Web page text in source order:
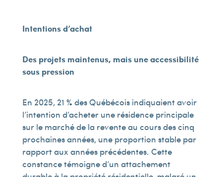
Intentions d’achat
Des projets maintenus, mais une accessibilité
sous pression
En 2025, 21 % des Québécois indiquaient avoir
l’intention d’acheter une résidence principale
sur le marché de la revente au cours des cinq
prochaines années, une proportion stable par
rapport aux années précédentes. Cette
constance témoigne d’un attachement